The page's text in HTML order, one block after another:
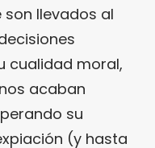
son llevados al
cualidad moral,
acaban
su
(y hasta